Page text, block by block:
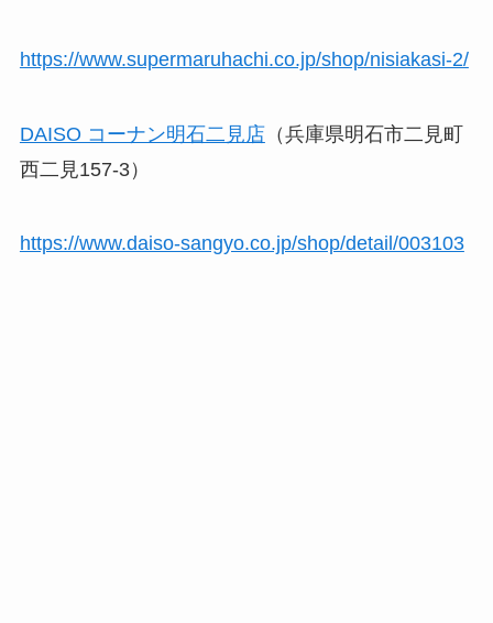
https://www.supermaruhachi.co.jp/shop/nisiakasi-2/
DAISO コーナン明石二見店（兵庫県明石市二見町
西二見157-3）
https://www.daiso-sangyo.co.jp/shop/detail/003103